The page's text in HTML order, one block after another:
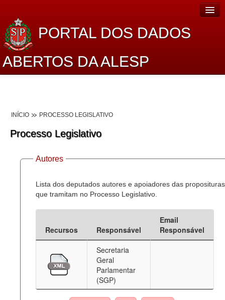
PORTAL DOS DADOS
ABERTOS DA ALESP
Lei de Acesso à Informação
Dados Governamentais Abertos
Planejamento
Catálogo de dados
Deputados Estaduais
Administração
INÍCIO PROCESSO LEGISLATIVO
Processo Legislativo
Autores
Lista dos deputados autores e apoiadores das proposituras
que tramitam no Processo Legislativo.
Recursos Responsável
Email
Responsável
Secretaria
Geral
Parlamentar
(SGP)